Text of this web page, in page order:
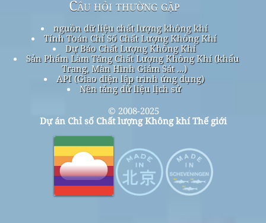
Câu hỏi thường gặp
nguồn dữ liệu chất lượng không khí
Tính Toán Chỉ Số Chất Lượng Không Khí
Dự Báo Chất Lượng Không Khí
Sản Phẩm Làm Tăng Chất Lượng Không Khí (khẩu
Trang, Màn Hình Giám Sát ...)
API (Giao diện lập trình ứng dụng)
Nền tảng dữ liệu lịch sử
© 2008-2025
Dự án Chỉ số Chất lượng Không khí Thế giới